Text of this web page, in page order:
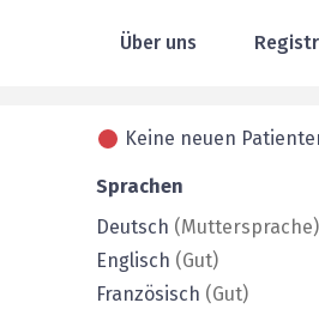
Über uns
Keine neuen
Sprachen
Deutsch (Muttersprache)
Englisch (Gut)
Französisch (Gut)